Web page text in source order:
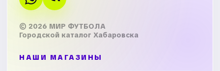
© 2026 МИР ФУТБОЛА
Городской каталог Хабаровска
НАШИ МАГАЗИНЫ